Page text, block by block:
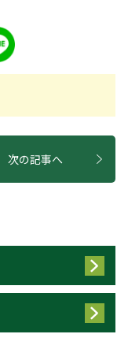
次の記事へ